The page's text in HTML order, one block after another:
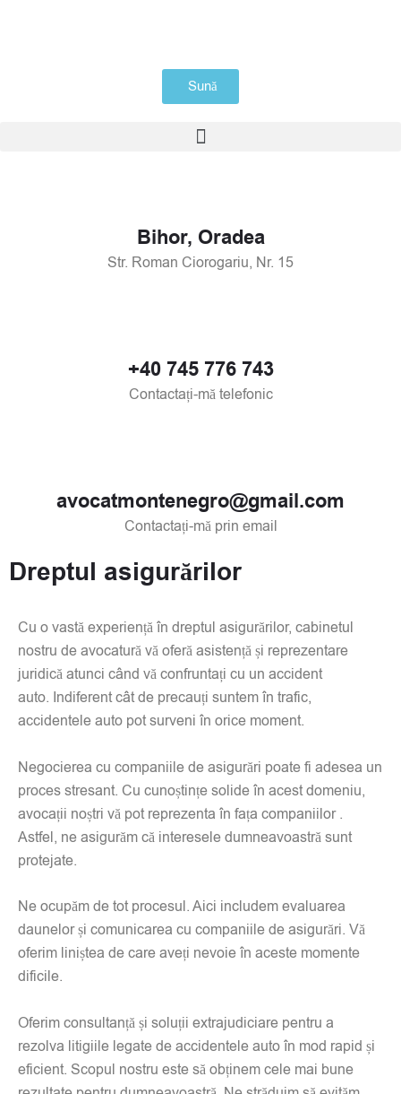
Sună
Meniu
Bihor, Oradea
Str. Roman Ciorogariu, Nr. 15
+40 745 776 743
Contactați-mă telefonic
avocatmontenegro@gmail.com
Contactați-mă prin email
Dreptul asigurărilor
Cu o vastă experiență în dreptul asigurărilor, cabinetul
nostru de avocatură vă oferă asistență și reprezentare
juridică atunci când vă confruntați cu un accident
auto. Indiferent cât de precauți suntem în trafic,
accidentele auto pot surveni în orice moment.
Negocierea cu companiile de asigurări poate fi adesea un
proces stresant. Cu cunoștințe solide în acest domeniu,
avocații noștri vă pot reprezenta în fața companiilor .
Astfel, ne asigurăm că interesele dumneavoastră sunt
protejate.
Ne ocupăm de tot procesul. Aici includem evaluarea
daunelor și comunicarea cu companiile de asigurări. Vă
oferim liniștea de care aveți nevoie în aceste momente
dificile.
Oferim consultanță și soluții extrajudiciare pentru a
rezolva litigiile legate de accidentele auto în mod rapid și
eficient. Scopul nostru este să obținem cele mai bune